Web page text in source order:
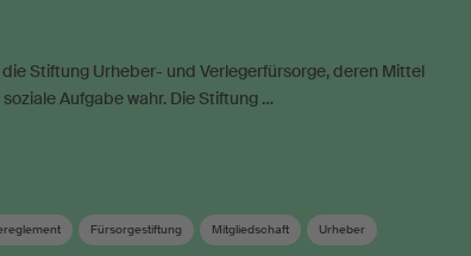
Stiftung Urheber- und Verlegerfürsorge, deren Mittel
Aufgabe wahr. Die Stiftung …
Fürsorgestiftung Mitgliedschaft Urheber